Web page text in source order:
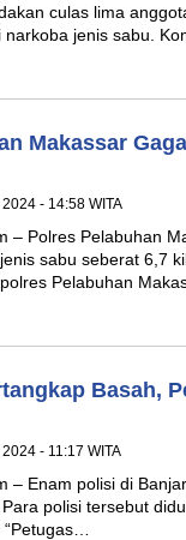
culas lima
jenis sabu.
Makassar
- 14:58 WITA
– Polres Pelabuhan
sabu seberat 6,7
Pelabuhan
Basah,
- 11:17 WITA
– Enam polisi di
polisi tersebut